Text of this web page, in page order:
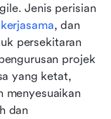
Jenis perisian
kerjasama, dan
persekitaran
projek
yang ketat,
menyesuaikan
dan